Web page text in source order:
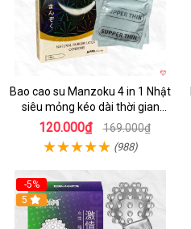
Bao cao su Manzoku 4 in 1 Nhật
siêu mỏng kéo dài thời gian
chính hãng
120.000₫ 169.000₫
(988)
-5%
5